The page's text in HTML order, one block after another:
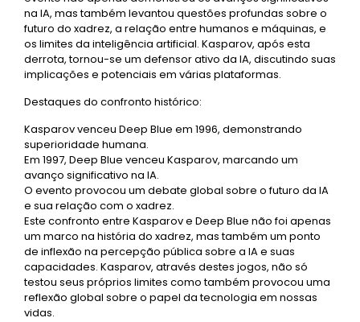
na IA, mas também levantou questões profundas sobre o
futuro do xadrez, a relação entre humanos e máquinas, e
os limites da inteligência artificial. Kasparov, após esta
derrota, tornou-se um defensor ativo da IA, discutindo suas
implicações e potenciais em várias plataformas.
Destaques do confronto histórico:
Kasparov venceu Deep Blue em 1996, demonstrando
superioridade humana.
Em 1997, Deep Blue venceu Kasparov, marcando um
avanço significativo na IA.
O evento provocou um debate global sobre o futuro da IA
e sua relação com o xadrez.
Este confronto entre Kasparov e Deep Blue não foi apenas
um marco na história do xadrez, mas também um ponto
de inflexão na percepção pública sobre a IA e suas
capacidades. Kasparov, através destes jogos, não só
testou seus próprios limites como também provocou uma
reflexão global sobre o papel da tecnologia em nossas
vidas.